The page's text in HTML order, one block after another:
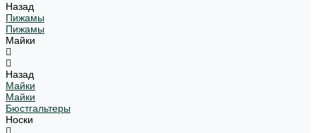
Назад
Пижамы
Пижамы
Майки
Назад
Майки
Майки
Бюстгальтеры
Носки